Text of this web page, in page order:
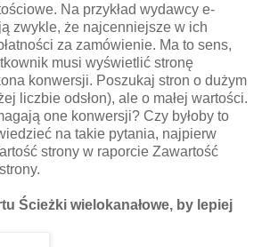
Na przykład wydawcy e-
zwykle, że najcenniejsze w ich
za zamówienie. Ma to sens,
musi wyświetlić stronę
konwersji. Poszukaj stron o dużym
liczbie odsłon), ale o małej wartości.
one konwersji? Czy byłoby to
na takie pytania, najpierw
strony w raporcie Zawartość
Ścieżki wielokanałowe, by lepiej